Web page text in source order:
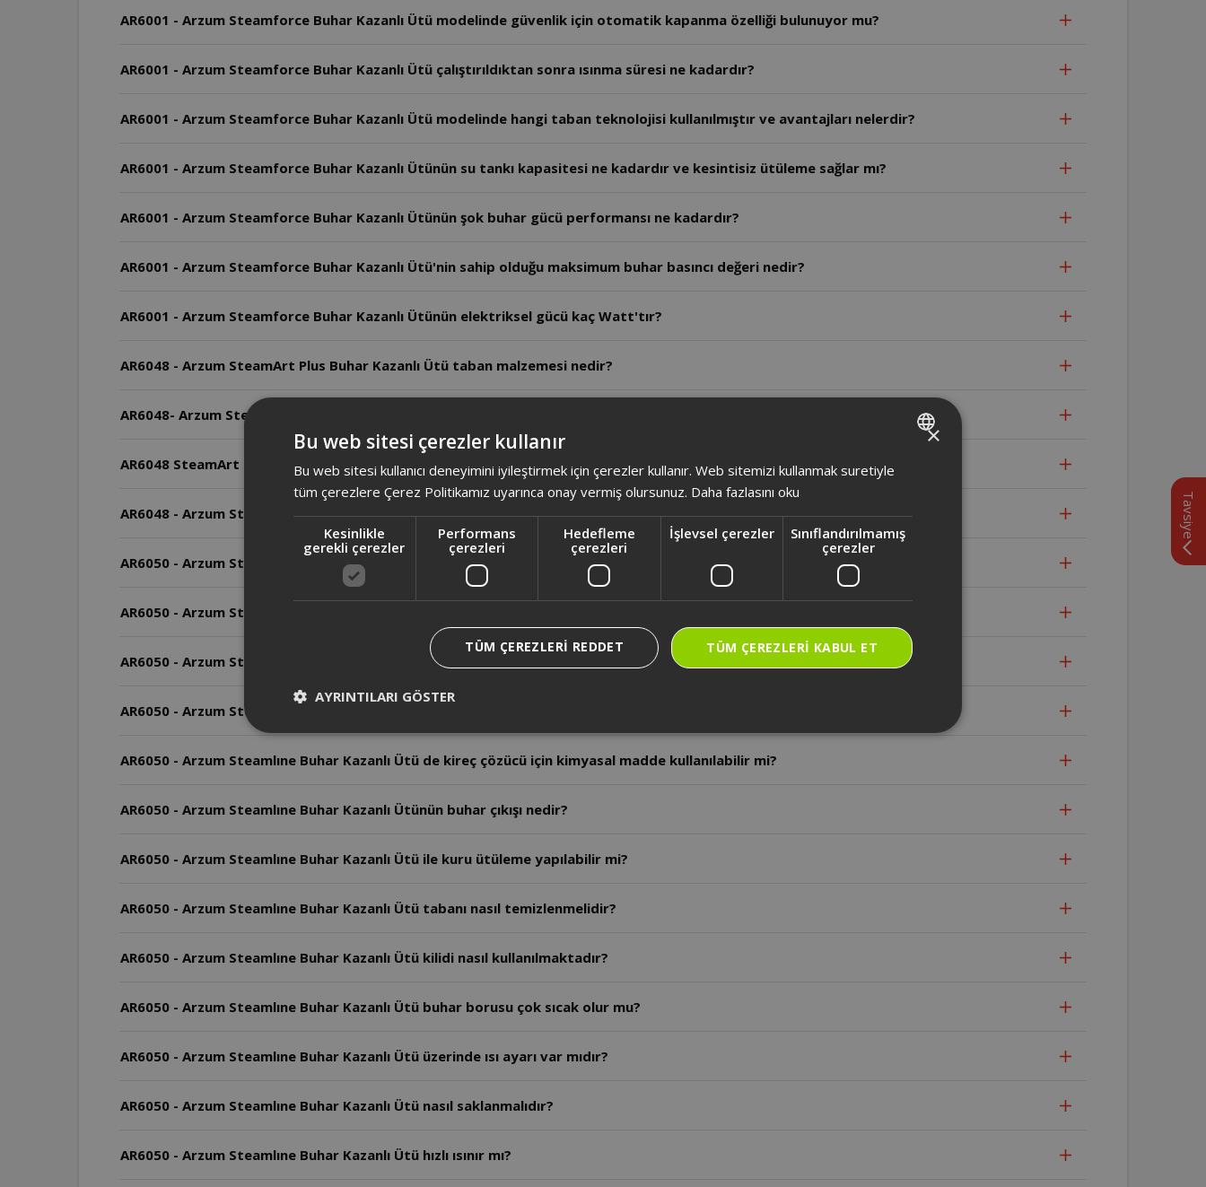
AR6001 - Arzum Steamforce Buhar Kazanlı Ütü modelinde güvenlik için otomatik kapanma özelliği bulunuyor mu?
AR6001 - Arzum Steamforce Buhar Kazanlı Ütü çalıştırıldıktan sonra ısınma süresi ne kadardır?
AR6001 - Arzum Steamforce Buhar Kazanlı Ütü modelinde hangi taban teknolojisi kullanılmıştır ve avantajları nelerdir?
AR6001 - Arzum Steamforce Buhar Kazanlı Ütünün su tankı kapasitesi ne kadardır ve kesintisiz ütüleme sağlar mı?
AR6001 - Arzum Steamforce Buhar Kazanlı Ütünün şok buhar gücü performansı ne kadardır?
AR6001 - Arzum Steamforce Buhar Kazanlı Ütü'nin sahip olduğu maksimum buhar basıncı değeri nedir?
AR6001 - Arzum Steamforce Buhar Kazanlı Ütünün elektriksel gücü kaç Watt'tır?
AR6048 - Arzum SteamArt Plus Buhar Kazanlı Ütü taban malzemesi nedir?
AR6048- Arzum SteamArt Plus Buhar Kazanlı Ütü Kazansız ağırlık kaç gramdır?
AR6048 SteamArt Plus Buhar Kazanlı Ütünün kumaş tanıma özelliği var mı?
AR6048 - Arzum SteamArt Plus Buhar Kazanlı Ütü'nün kumaşı tanıma özelliği var mı?
AR6050 - Arzum Steamlıne Buhar Kazanlı Ütünün maksimum gücü nedir?
AR6050 - Arzum Steamlıne Buhar Kazanlı Ütü buhar basıncı kaç bardır?
AR6050 - Arzum Steamlıne Buhar Kazanlı Ütü hangi su türü kullanılmalıdır?
AR6050 - Arzum Steamlıne Buhar Kazanlı Ütü su haznesi kapasitesi ne kadardır?
AR6050 - Arzum Steamlıne Buhar Kazanlı Ütü de kireç çözücü için kimyasal madde kullanılabilir mi?
AR6050 - Arzum Steamlıne Buhar Kazanlı Ütünün buhar çıkışı nedir?
AR6050 - Arzum Steamlıne Buhar Kazanlı Ütü ile kuru ütüleme yapılabilir mi?
AR6050 - Arzum Steamlıne Buhar Kazanlı Ütü tabanı nasıl temizlenmelidir?
AR6050 - Arzum Steamlıne Buhar Kazanlı Ütü kilidi nasıl kullanılmaktadır?
AR6050 - Arzum Steamlıne Buhar Kazanlı Ütü buhar borusu çok sıcak olur mu?
AR6050 - Arzum Steamlıne Buhar Kazanlı Ütü üzerinde ısı ayarı var mıdır?
AR6050 - Arzum Steamlıne Buhar Kazanlı Ütü nasıl saklanmalıdır?
AR6050 - Arzum Steamlıne Buhar Kazanlı Ütü hızlı ısınır mı?
Tavsiye
TURKISH
×
Bu web sitesi çerezler kullanır
Bu web sitesi kullanıcı deneyimini iyileştirmek için çerezler kullanır. Web sitemizi kullanmak suretiyle
tüm çerezlere Çerez Politikamız uyarınca onay vermiş olursunuz. Daha fazlasını oku
Kesinlikle
gerekli çerezler
Performans
çerezleri
Hedefleme
çerezleri
İşlevsel çerezler
Sınıflandırılmamış
çerezler
TÜM ÇEREZLERI KABUL ET
TÜM ÇEREZLERI REDDET
AYRINTILARI GÖSTER